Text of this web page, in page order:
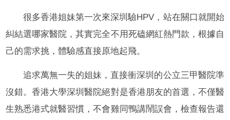
很多香港姐妹第一次來深圳驗HPV，站在關口就開始
糾結選哪家醫院，其實完全不用死磕網紅熱門款，根據自
己的需求挑，體驗感直接原地起飛。
追求萬無一失的姐妹，直接衝深圳的公立三甲醫院準
沒錯。香港大學深圳醫院絕對是香港朋友的首選，不僅醫
生熟悉港式就醫習慣，不會雞同鴨講鬧誤會，檢查報告還